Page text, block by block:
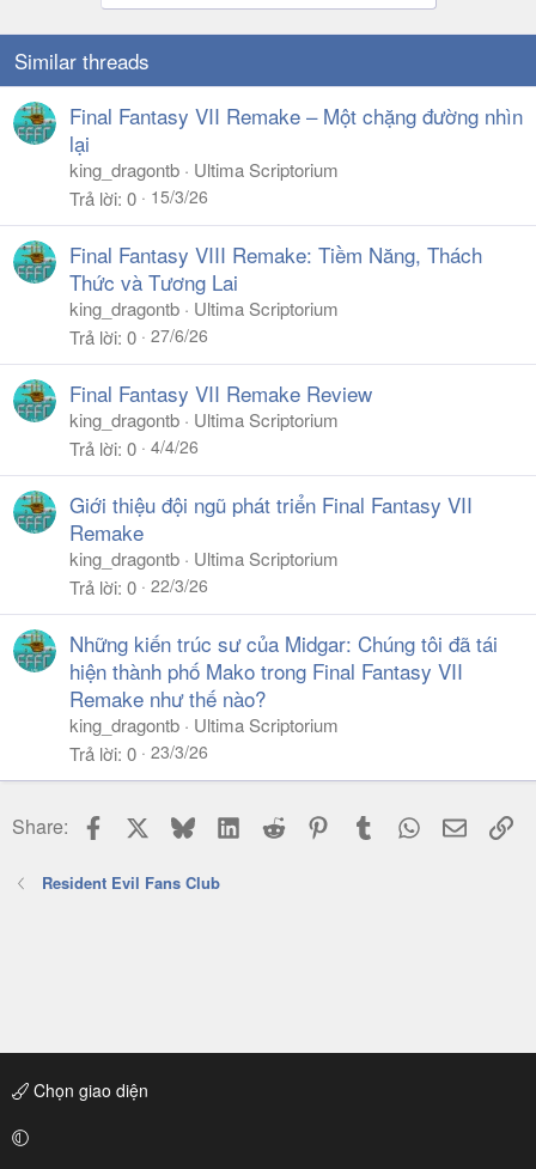
Similar threads
Final Fantasy VII Remake – Một chặng đường nhìn
lại
king_dragontb
Ultima Scriptorium
Trả lời 0 15/3/26
Final Fantasy VIII Remake: Tiềm Năng, Thách
Thức và Tương Lai
king_dragontb
Ultima Scriptorium
Trả lời 0 27/6/26
Final Fantasy VII Remake Review
king_dragontb
Ultima Scriptorium
Trả lời 0 4/4/26
Giới thiệu đội ngũ phát triển Final Fantasy VII
Remake
king_dragontb
Ultima Scriptorium
Trả lời 0 22/3/26
Những kiến trúc sư của Midgar: Chúng tôi đã tái
hiện thành phố Mako trong Final Fantasy VII
Remake như thế nào?
king_dragontb
Ultima Scriptorium
Trả lời 0 23/3/26
Share: Facebook BlueskyLinkedIn
Reddit PinterestTumblr WhatsApp
Email
Resident Evil Fans Club
Chọn giao diện